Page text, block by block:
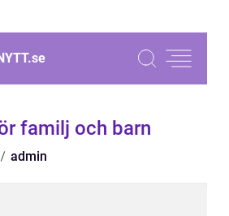
se
familj och barn
admin